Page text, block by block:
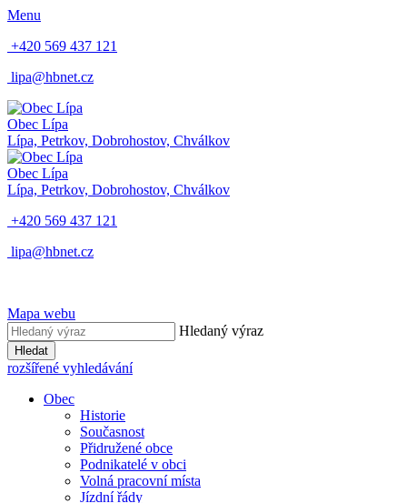
Menu
+420 569 437 121
lipa@hbnet.cz
Obec Lípa
Lípa, Petrkov, Dobrohostov, Chválkov
Obec Lípa
Lípa, Petrkov, Dobrohostov, Chválkov
+420 569 437 121
lipa@hbnet.cz
Mapa webu
Hledaný výraz
Hledat
rozšířené vyhledávání
Obec
Historie
Současnost
Přidružené obce
Podnikatelé v obci
Volná pracovní místa
Jízdní řády